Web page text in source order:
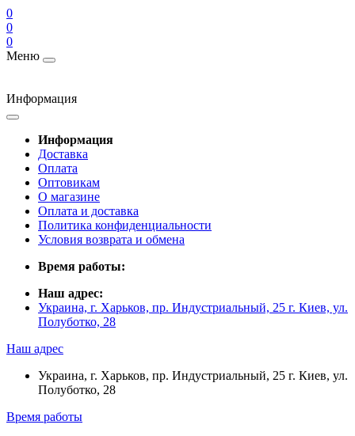
0
0
0
Меню
Информация
Информация
Доставка
Оплата
Оптовикам
О магазине
Оплата и доставка
Политика конфиденциальности
Условия возврата и обмена
Время работы:
Наш адрес:
Украина, г. Харьков, пр. Индустриальный, 25 г. Киев, ул.
Полуботко, 28
Наш адрес
Украина, г. Харьков, пр. Индустриальный, 25 г. Киев, ул.
Полуботко, 28
Время работы